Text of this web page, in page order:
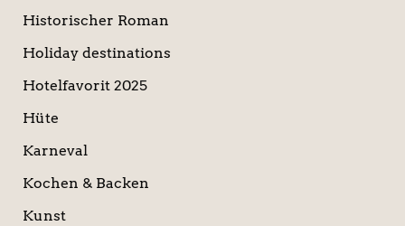
Historischer Roman
Holiday destinations
Hotelfavorit 2025
Hüte
Karneval
Kochen & Backen
Kunst